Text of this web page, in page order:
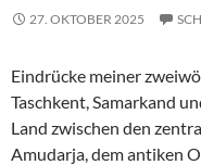
27. OKTOBER 2025
Eindrücke meiner
Taschkent, Samarkand
Land zwischen den
Amudarja, dem antiken